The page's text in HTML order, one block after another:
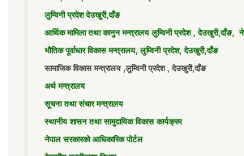
लुम्विनी प्रदेश देउखुरी,दाँङ
आर्थिक मामिला तथा कानुन मन्त्रालय लुम्विनी प्रदेश , देउखुरी,दाँङ,
भौतिक पूर्वाधार विकास मन्त्रालय, लुम्विनी प्रदेश, देउखुरी,दाँङ
सामाजिक विकास मन्त्रालय ,लुम्विनी प्रदेश , देउखुरी,दाँङ
अर्थ मन्त्रालय
सूचना तथा संचार मन्त्रालय
स्थानीय शासन तथा सामुदायिक विकास कार्यक्रम
नेपाल सरकारको आधिकारिक पोर्टल